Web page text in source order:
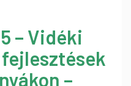
– Vidéki
–